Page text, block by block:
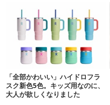
「全部かわいい」ハイドロフラ
スク新色5色。キッズ用なのに、
大人が欲しくなりました